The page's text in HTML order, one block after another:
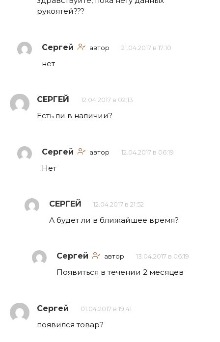
рукоятей???
Сергей автор 21.04.2017 в 17:10
нет
СЕРГЕЙ 12.04.2017 в 02:13
Есть ли в наличии?
Сергей автор 12.04.2017 в 06:19
Нет
СЕРГЕЙ 12.04.2017 в 21:52
А будет ли в ближайшее время?
Сергей автор 13.04.2017 в 06:19
Появиться в течении 2 месяцев
Сергей 01.04.2017 в 19:41
появился товар?